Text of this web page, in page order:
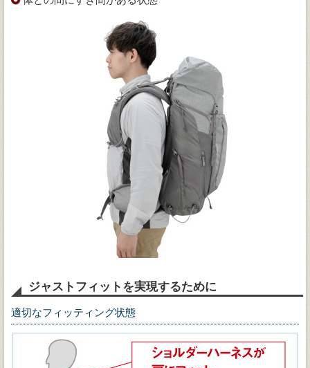
ジャストフィットを実現するために
適切なフィッティング状態